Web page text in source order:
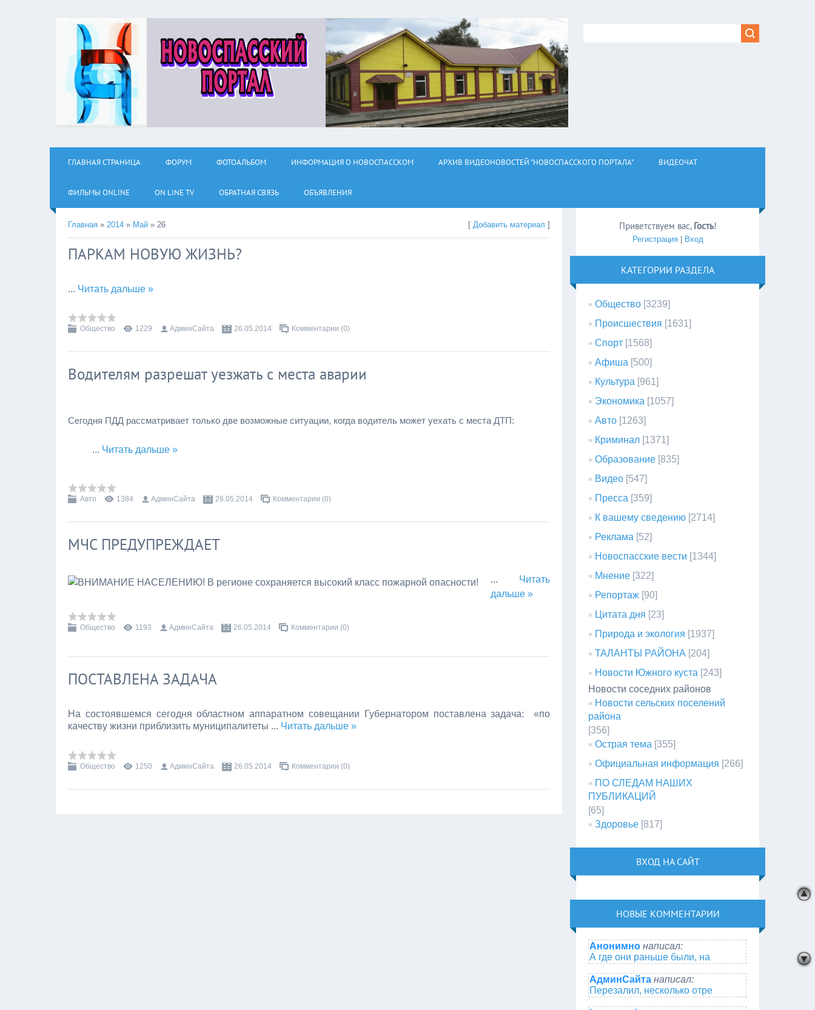
ГЛАВНАЯ СТРАНИЦА ФОРУМ ФОТОАЛЬБОМ ИНФОРМАЦИЯ О НОВОСПАССКОМ АРХИВ ВИДЕОНОВОСТЕЙ "НОВОСПАССКОГО ПОРТАЛА" ВИДЕОЧАТ
ФИЛЬМЫ ОNLINE ON LINE TV ОБРАТНАЯ СВЯЗЬ ОБЪЯВЛЕНИЯ
Главная » 2014 » Май » 26 [Добавить материал ]
ПАРКАМ НОВУЮ ЖИЗНЬ?
... Читать дальше »
Общество 1229 АдминСайта 26.05.2014 Комментарии (0)
Водителям разрешат уезжать с места аварии
Сегодня ПДД рассматривает только две возможные ситуации, когда водитель может уехать с места ДТП:
... Читать дальше »
Авто 1384 АдминСайта 26.05.2014 Комментарии (0)
МЧС ПРЕДУПРЕЖДАЕТ
... Читать
дальше »
Общество 1193 АдминСайта 26.05.2014 Комментарии (0)
ПОСТАВЛЕНА ЗАДАЧА
На состоявшемся сегодня областном аппаратном совещании Губернатором поставлена задача: «по
качеству жизни приблизить муниципалитеты ... Читать дальше »
Общество 1250 АдминСайта 26.05.2014 Комментарии (0)
Приветствуем вас, Гость!
Регистрация| Вход
КАТЕГОРИИ РАЗДЕЛА
Общество [3239]
Происшествия [1631]
Спорт [1568]
Афиша [500]
Культура [961]
Экономика [1057]
Авто [1263]
Криминал [1371]
Образование [835]
Видео [547]
Пресса [359]
К вашему сведению [2714]
Реклама [52]
Новоспасские вести [1344]
Мнение [322]
Репортаж [90]
Цитата дня [23]
Природа и экология [1937]
ТАЛАНТЫ РАЙОНА [204]
Новости Южного куста [243]
Новости соседних районов
Новости сельских поселений
района
[356]
Острая тема [355]
Официальная информация [266]
ПО СЛЕДАМ НАШИХ
ПУБЛИКАЦИЙ
[65]
Здоровье [817]
ВХОД НА САЙТ
НОВЫЕ КОММЕНТАРИИ
Анонимно написал:
А где они раньше были, на
АдминСайта написал:
Перезалил, несколько отре